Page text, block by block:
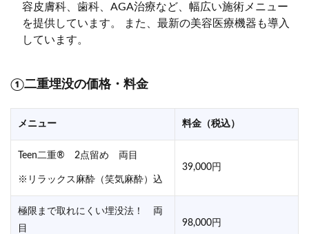
容皮膚科、歯科、AGA治療など、幅広い施術メニュー
を提供しています。 また、最新の美容医療機器も導入
しています。
①二重埋没の価格・料金
メニュー 料金（税込）
Teen二重® 2点留め 両目
※リラックス麻酔（笑気麻酔）込
39,000円
極限まで取れにくい埋没法！ 両
目
98,000円